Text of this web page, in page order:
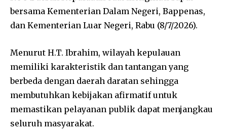
bersama Kementerian Dalam Negeri, Bappenas,
dan Kementerian Luar Negeri, Rabu (8/7/2026).
Menurut H.T. Ibrahim, wilayah kepulauan
memiliki karakteristik dan tantangan yang
berbeda dengan daerah daratan sehingga
membutuhkan kebijakan afirmatif untuk
memastikan pelayanan publik dapat menjangkau
seluruh masyarakat.